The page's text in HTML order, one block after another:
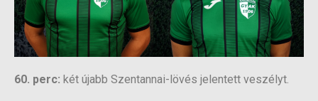
60. perc: két újabb Szentannai-lövés jelentett veszélyt.